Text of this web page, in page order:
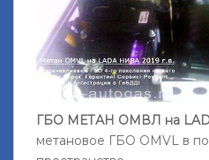
ГБО МЕТАН ОМВЛ на
метановое ГБО OMVL в